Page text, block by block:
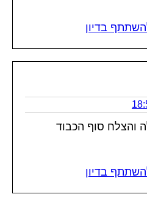
בדיון
והצלח סוף הכבוד
בדיון